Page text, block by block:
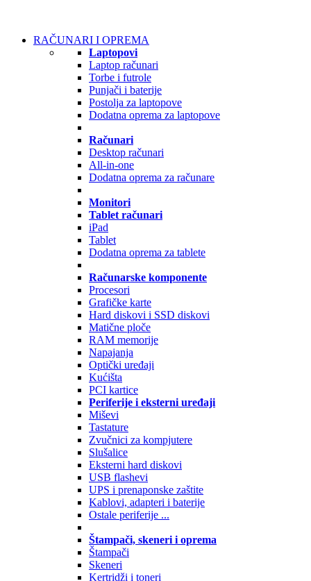
RAČUNARI I OPREMA
Laptopovi
Laptop računari
Torbe i futrole
Punjači i baterije
Postolja za laptopove
Dodatna oprema za laptopove
Računari
Desktop računari
All-in-one
Dodatna oprema za računare
Monitori
Tablet računari
iPad
Tablet
Dodatna oprema za tablete
Računarske komponente
Procesori
Grafičke karte
Hard diskovi i SSD diskovi
Matične ploče
RAM memorije
Napajanja
Optički uređaji
Kućišta
PCI kartice
Periferije i eksterni uređaji
Miševi
Tastature
Zvučnici za kompjutere
Slušalice
Eksterni hard diskovi
USB flashevi
UPS i prenaponske zaštite
Kablovi, adapteri i baterije
Ostale periferije ...
Štampači, skeneri i oprema
Štampači
Skeneri
Kertridži i toneri